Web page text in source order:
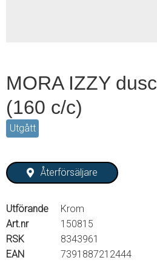
MORA IZZY
(160 c/c)
Utgått
Återförsäljare
Utförande
Krom
Art.nr
150815
RSK
8343961
EAN
7391887212444